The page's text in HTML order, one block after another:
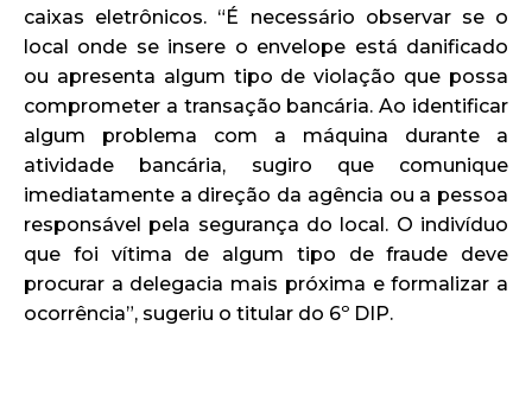
caixas eletrônicos. “É necessário observar se o
local onde se insere o envelope está danificado
ou apresenta algum tipo de violação que possa
comprometer a transação bancária. Ao identificar
algum problema com a máquina durante a
atividade bancária, sugiro que comunique
imediatamente a direção da agência ou a pessoa
responsável pela segurança do local. O indivíduo
que foi vítima de algum tipo de fraude deve
procurar a delegacia mais próxima e formalizar a
ocorrência”, sugeriu o titular do 6º DIP.